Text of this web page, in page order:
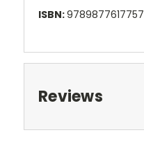
ISBN:9789877617757
Reviews